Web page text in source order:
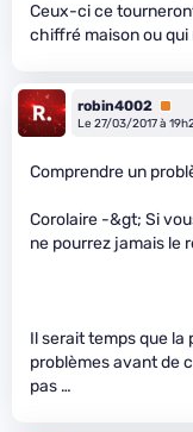
Ceux-ci ce
chiffré maison ou qui
robin4002
Le 27/03/2017 à
Comprendre un
Corolaire -&gt; Si
ne pourrez jamais le
Il serait temps que
problèmes avant de
pas …